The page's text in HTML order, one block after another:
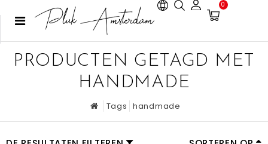
0
PRODUCTEN GETAGD MET
HANDMADE
Tags handmade